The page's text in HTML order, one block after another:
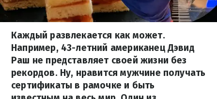
Каждый развлекается как может.
Например, 43-летний американец Дэвид
Раш не представляет своей жизни без
рекордов. Ну, нравится мужчине получать
сертификаты в рамочке и быть